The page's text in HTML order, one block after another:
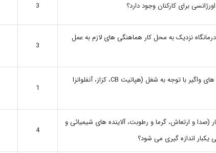
برای کارکنان وجود دارد؟ 3
درمانگاه نزدیک به محل کار هماهنگی های لازم به عمل
3
آیا کارکنان در مقابل بیماری های واگیر با توجه به شغل (هپاتیت CB، کزاز، آنفلوانزا
1
(صدا و ارتعاش، گرما و رطوبت، آلاینده های شیمیائی و
اندازه گیری می شود؟
4